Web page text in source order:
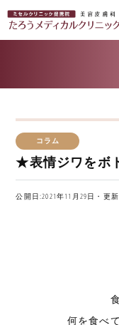
コラム
★表情ジワをボ
公開日:2021年11月29日・更
何を食べ